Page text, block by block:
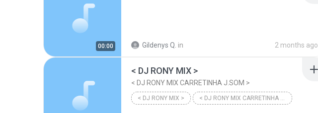
00:00 Gildenys Q. in 2 months ago
< DJ RONY MIX >
< DJ RONY MIX CARRETINHA J.SOM >
< DJ RONY MIX > < DJ RONY MIX CARRETINHA J.SOM >